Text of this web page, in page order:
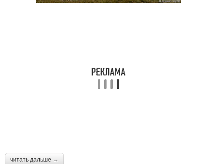
читать дальше →